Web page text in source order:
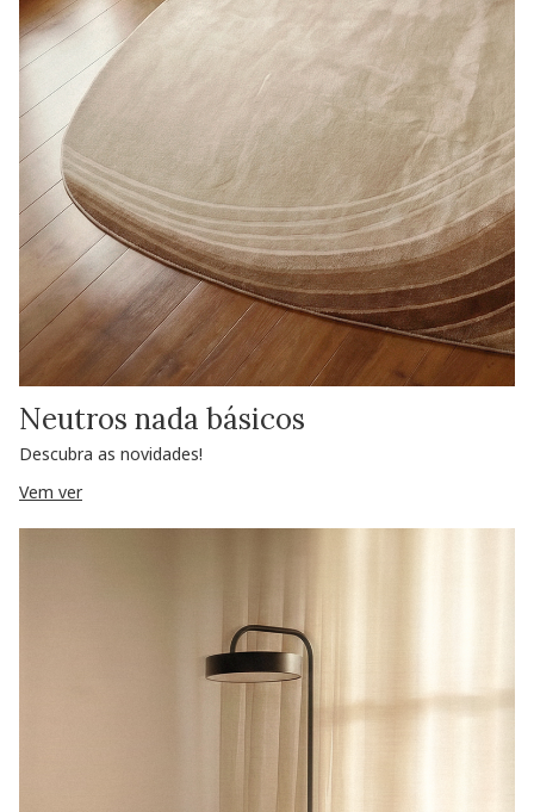
Neutros nada básicos
Descubra as novidades!
Vem ver